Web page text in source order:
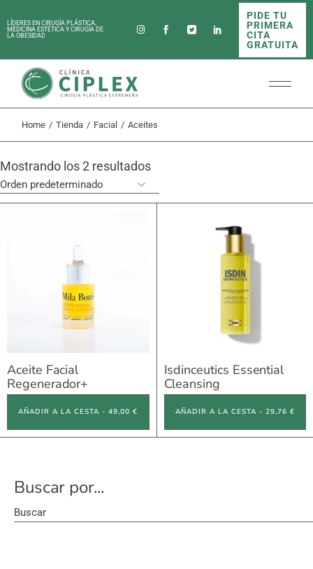
to
theLÍDERES EN CIRUGÍA PLÁSTICA,
MEDICINA ESTÉTICA Y CIRUGÍA DE
LA OBESIDAD
PIDE TU
PRIMERA
CITA
GRATUITA
Home Tienda Facial Aceites
Mostrando los 2 resultados
Aceite Facial
Regenerador+
AÑADIR A LA CESTA - 49,00 €
Isdinceutics Essential
Cleansing
AÑADIR A LA CESTA - 29,76 €
Buscar por...
Buscar